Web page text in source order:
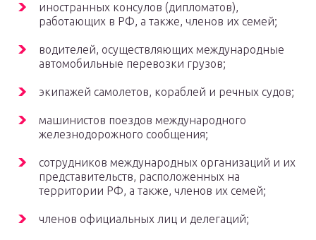
иностранных консулов (дипломатов),
работающих в РФ, а также, членов их семей;
водителей, осуществляющих международные
автомобильные перевозки грузов;
экипажей самолетов, кораблей и речных судов;
машинистов поездов международного
железнодорожного сообщения;
сотрудников международных организаций и их
представительств, расположенных на
территории РФ, а также, членов их семей;
членов официальных лиц и делегаций;